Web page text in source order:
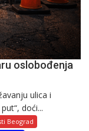
oslobođenja
ulica i
doći...
Beograd